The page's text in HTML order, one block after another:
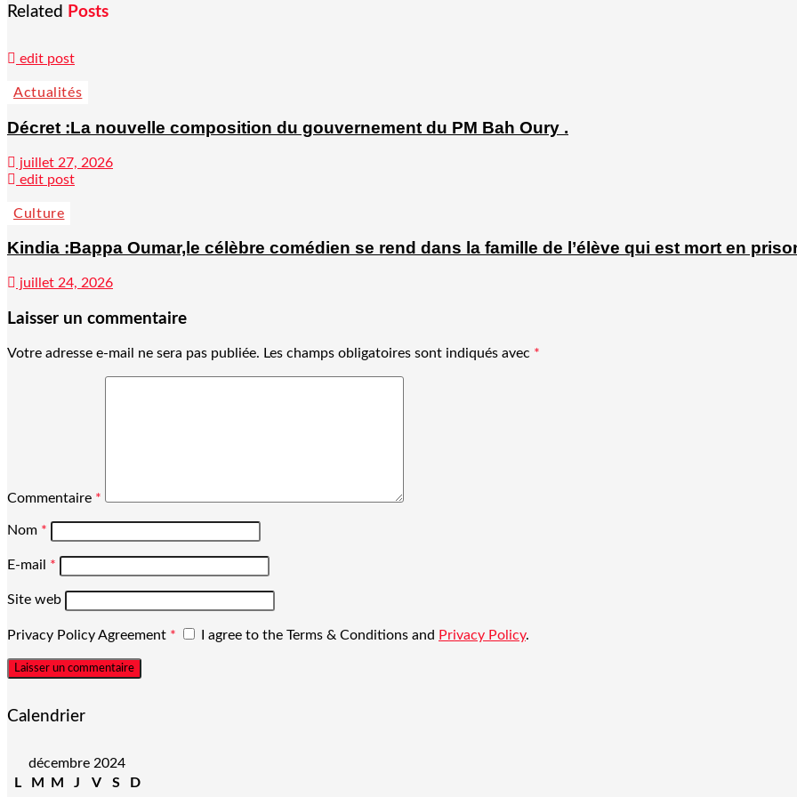
Related Posts
edit post
Actualités
Décret :La nouvelle composition du gouvernement du PM Bah Oury .
juillet 27, 2026
edit post
Culture
Kindia :Bappa Oumar,le célèbre comédien se rend dans la famille de l’élève qui est mort en
juillet 24, 2026
Laisser un commentaire
Votre adresse e-mail ne sera pas publiée. Les champs obligatoires sont indiqués avec *
Commentaire *
Nom *
E-mail *
Site web
Privacy Policy Agreement * I agree to the Terms & Conditions and Privacy Policy.
Calendrier
décembre 2024
L
M M J V S
D